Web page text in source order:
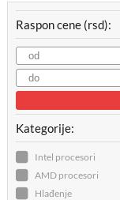
Raspon cene (rsd):
Kategorije:
Intel procesori
AMD procesori
Hlađenje